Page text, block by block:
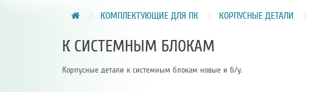
КОМПЛЕКТУЮЩИЕ ДЛЯ ПК КОРПУСНЫЕ ДЕТАЛИ
К СИСТЕМНЫМ БЛОКАМ
Корпусные детали к системным блокам новые и б/у.